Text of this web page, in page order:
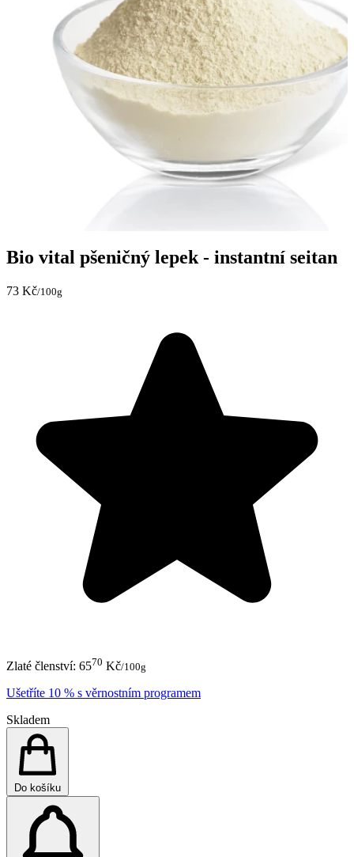
Bio vital pšeničný lepek - instantní seitan
73 Kč/100g
Zlaté členství: 6570 Kč/100g
Ušetříte 10 % s věrnostním programem
Skladem
Do košíku